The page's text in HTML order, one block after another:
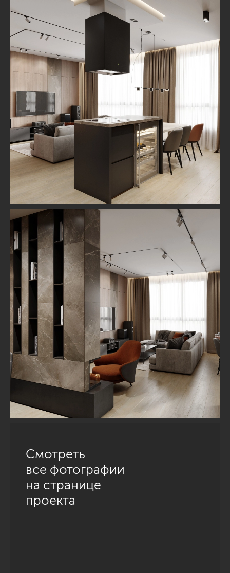
Смотреть
все фотографии
на странице
проекта